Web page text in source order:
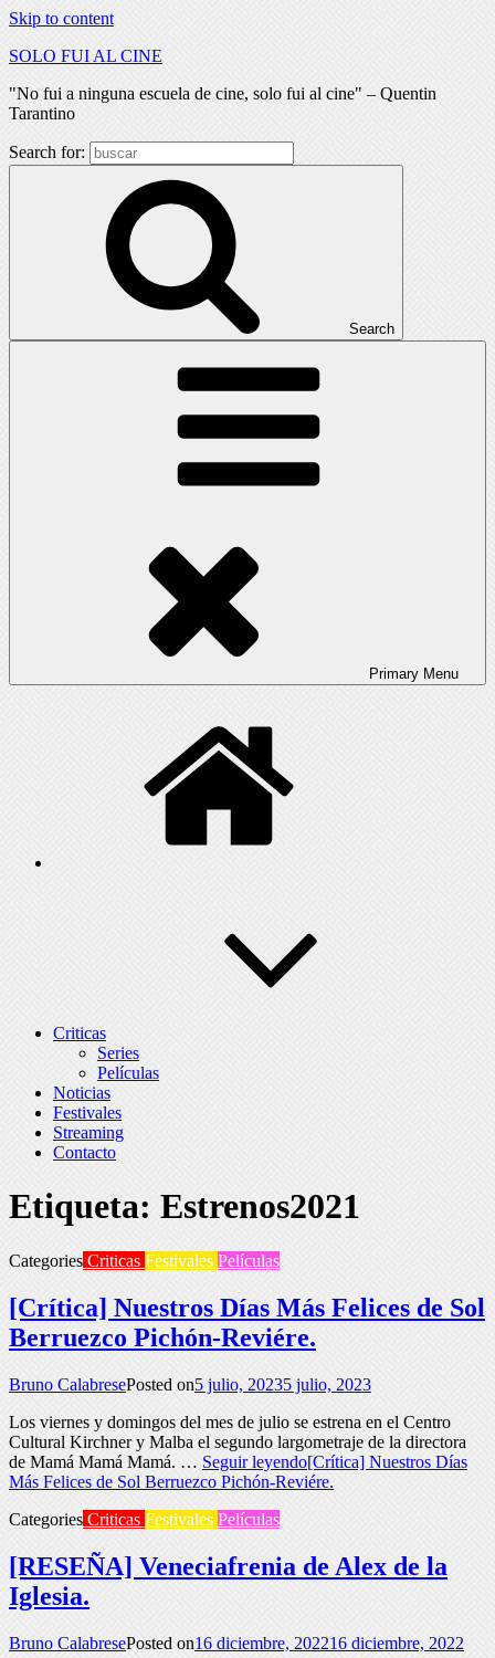
Skip to content
SOLO FUI AL CINE
"No fui a ninguna escuela de cine, solo fui al cine" – Quentin
Tarantino
Search for:
Search
Primary Menu
Criticas
Series
Películas
Noticias
Festivales
Streaming
Contacto
Etiqueta: Estrenos2021
Categories Criticas Festivales Películas
[Crítica] Nuestros Días Más Felices de Sol
Berruezco Pichón-Reviére.
Bruno CalabresePosted on5 julio, 20235 julio, 2023
Los viernes y domingos del mes de julio se estrena en el Centro
Cultural Kirchner y Malba el segundo largometraje de la directora
de Mamá Mamá Mamá. … Seguir leyendo[Crítica] Nuestros Días
Más Felices de Sol Berruezco Pichón-Reviére.
Categories Criticas Festivales Películas
[RESEÑA] Veneciafrenia de Alex de la
Iglesia.
Bruno CalabresePosted on16 diciembre, 202216 diciembre, 2022